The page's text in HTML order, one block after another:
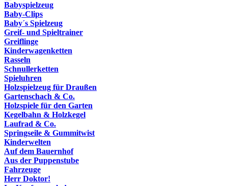
Babyspielzeug
Baby-Clips
Baby´s Spielzeug
Greif- und Spieltrainer
Greiflinge
Kinderwagenketten
Rasseln
Schnullerketten
Spieluhren
Holzspielzeug für Draußen
Gartenschach & Co.
Holzspiele für den Garten
Kegelbahn & Holzkegel
Laufrad & Co.
Springseile & Gummitwist
Kinderwelten
Auf dem Bauernhof
Aus der Puppenstube
Fahrzeuge
Herr Doktor!